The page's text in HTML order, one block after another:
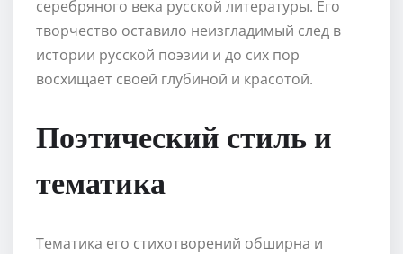
серебряного века русской литературы. Его
творчество оставило неизгладимый след в
истории русской поэзии и до сих пор
восхищает своей глубиной и красотой.
Поэтический стиль и
тематика
Тематика его стихотворений обширна и